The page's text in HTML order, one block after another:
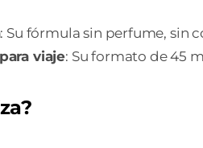
: Su fórmula sin perfume, sin
viaje: Su formato de 45